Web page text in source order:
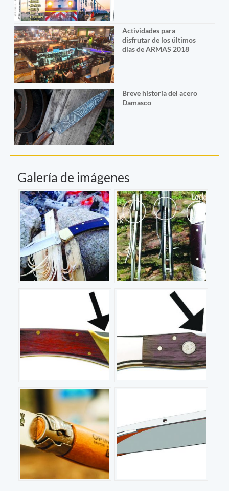
Actividades para
disfrutar de los últimos
días de ARMAS 2018
Breve historia del acero
Damasco
Galería de imágenes